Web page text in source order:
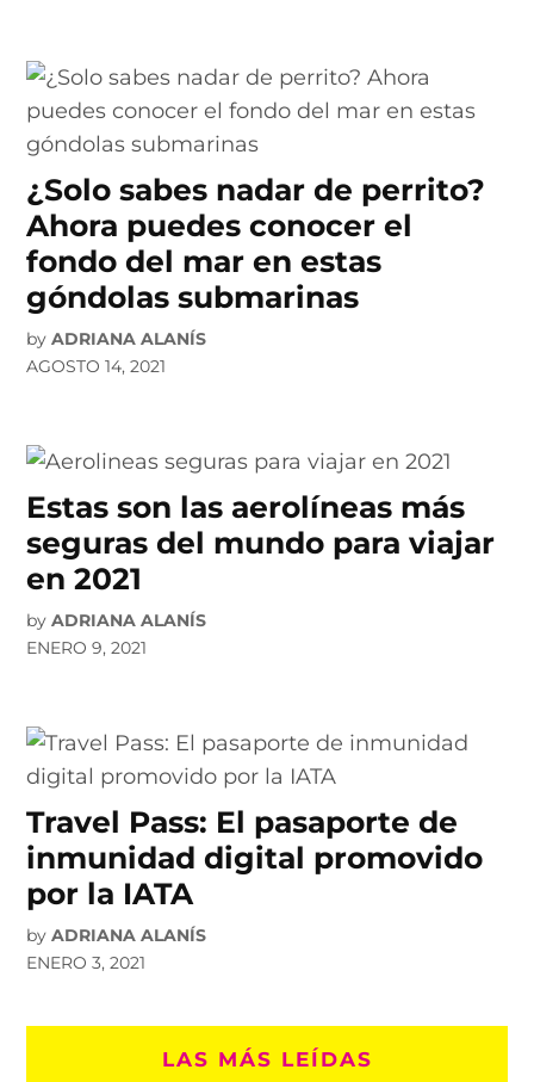
¿Solo sabes nadar de perrito?
Ahora puedes conocer el
fondo del mar en estas
góndolas submarinas
by ADRIANA ALANÍS
AGOSTO 14, 2021
Estas son las aerolíneas más
seguras del mundo para viajar
en 2021
by ADRIANA ALANÍS
ENERO 9, 2021
Travel Pass: El pasaporte de
inmunidad digital promovido
por la IATA
by ADRIANA ALANÍS
ENERO 3, 2021
LAS MÁS LEÍDAS